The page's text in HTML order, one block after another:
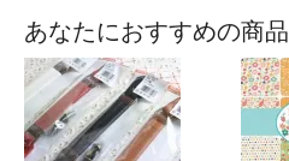
あなたにおすすめの商品